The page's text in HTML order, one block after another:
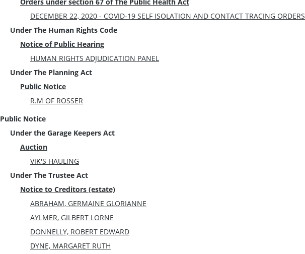
DECEMBER 22, 2020 - COVID-19 SELF ISOLATION AND CONTACT TRACING ORDERS
Under The Human Rights Code
Notice of Public Hearing
HUMAN RIGHTS ADJUDICATION PANEL
Under The Planning Act
Public Notice
R.M OF ROSSER
Public Notice
Under the Garage Keepers Act
Auction
VIK'S HAULING
Under The Trustee Act
Notice to Creditors (estate)
ABRAHAM, GERMAINE GLORIANNE
AYLMER, GILBERT LORNE
DONNELLY, ROBERT EDWARD
DYNE, MARGARET RUTH